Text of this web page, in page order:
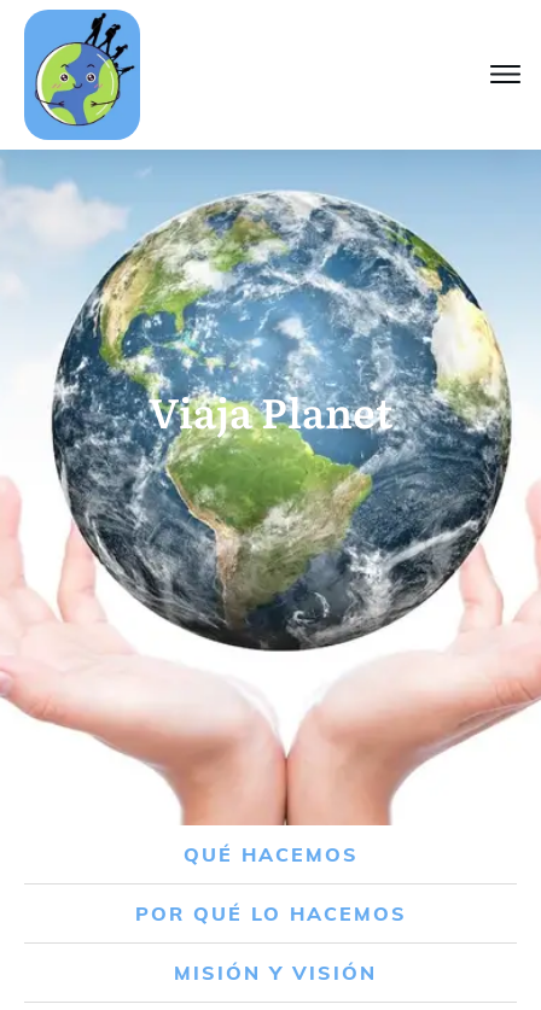
Viaja Planet
QUÉ HACEMOS
POR QUÉ LO HACEMOS
MISIÓN Y VISIÓN